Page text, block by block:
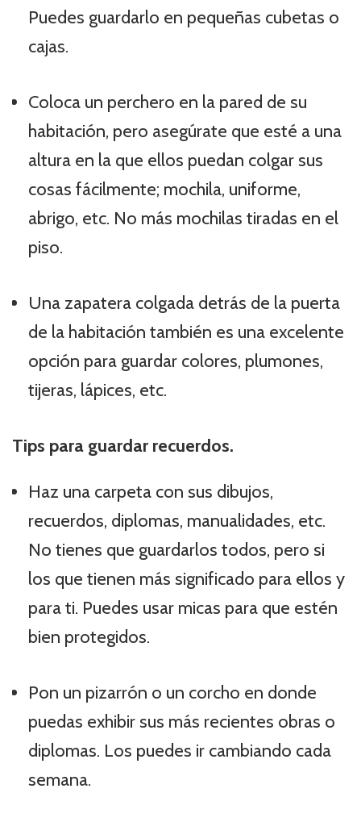
Puedes guardarlo en pequeñas cubetas o
cajas.
Coloca un perchero en la pared de su
habitación, pero asegúrate que esté a una
altura en la que ellos puedan colgar sus
cosas fácilmente; mochila, uniforme,
abrigo, etc. No más mochilas tiradas en el
piso.
Una zapatera colgada detrás de la puerta
de la habitación también es una excelente
opción para guardar colores, plumones,
tijeras, lápices, etc.
Tips para guardar recuerdos.
Haz una carpeta con sus dibujos,
recuerdos, diplomas, manualidades, etc.
No tienes que guardarlos todos, pero si
los que tienen más significado para ellos y
para ti. Puedes usar micas para que estén
bien protegidos.
Pon un pizarrón o un corcho en donde
puedas exhibir sus más recientes obras o
diplomas. Los puedes ir cambiando cada
semana.